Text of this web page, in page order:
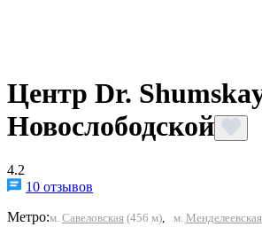
Центр Dr.
Новослободской
4.2
10 отзывов
Метро:м. Савеловская (456 м) м. Менделеевская